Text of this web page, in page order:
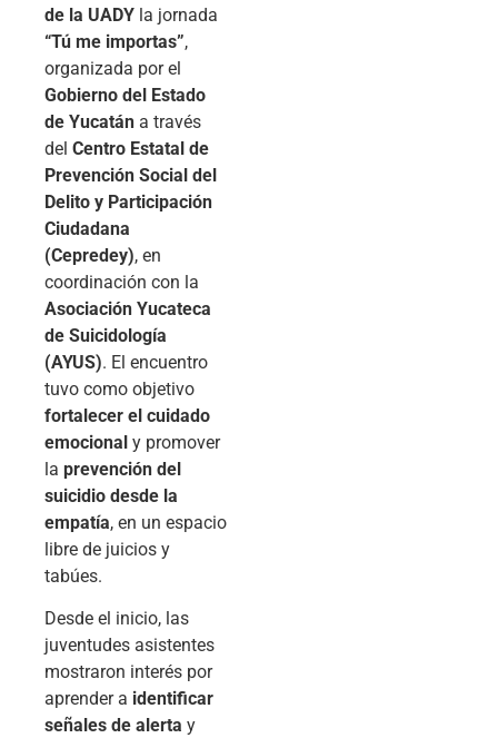
de la UADY la jornada
“Tú me importas”,
organizada por el
Gobierno del Estado
de Yucatán a través
del Centro Estatal de
Prevención Social del
Delito y Participación
Ciudadana
(Cepredey), en
coordinación con la
Asociación Yucateca
de Suicidología
(AYUS). El encuentro
tuvo como objetivo
fortalecer el cuidado
emocional y promover
la prevención del
suicidio desde la
empatía, en un espacio
libre de juicios y
tabúes.
Desde el inicio, las
juventudes asistentes
mostraron interés por
aprender a identificar
señales de alerta y